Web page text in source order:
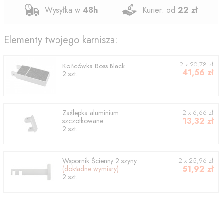
Wysyłka w 48h Kurier: od 22 zł
Elementy twojego karnisza:
Końcówka Boss Black
2 szt.
2 x 20,78 zł
41,56 zł
Zaślepka aluminium
szczotkowane
2 szt.
2 x 6,66 zł
13,32 zł
Wspornik Ścienny 2 szyny
(dokładne wymiary)
2 szt.
2 x 25,96 zł
51,92 zł